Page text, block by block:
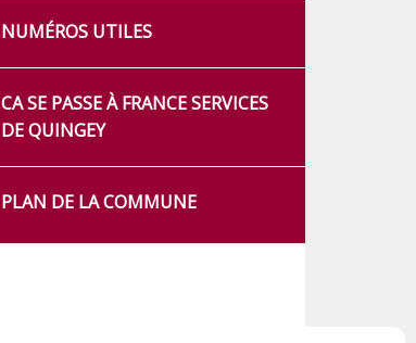
NUMÉROS UTILES
CA SE PASSE À FRANCE SERVICES
DE QUINGEY
PLAN DE LA COMMUNE